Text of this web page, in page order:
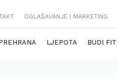
OGLAŠAVANJE I MARKETING
LJEPOTA BUDI FIT